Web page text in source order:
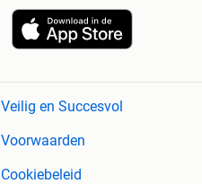
Veilig en Succesvol
Voorwaarden
Cookiebeleid